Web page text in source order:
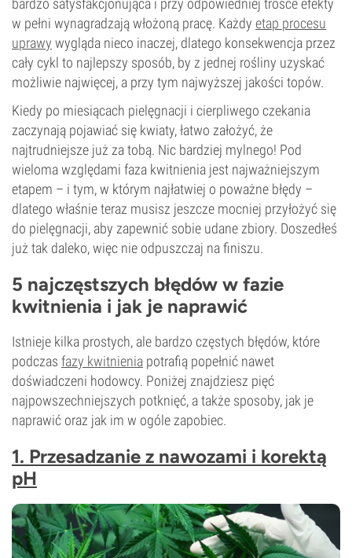
bardzo satysfakcjonująca i przy odpowiedniej trosce efekty
w pełni wynagradzają włożoną pracę. Każdy etap procesu
uprawy wygląda nieco inaczej, dlatego konsekwencja przez
cały cykl to najlepszy sposób, by z jednej rośliny uzyskać
możliwie najwięcej, a przy tym najwyższej jakości topów.
Kiedy po miesiącach pielęgnacji i cierpliwego czekania
zaczynają pojawiać się kwiaty, łatwo założyć, że
najtrudniejsze już za tobą. Nic bardziej mylnego! Pod
wieloma względami faza kwitnienia jest najważniejszym
etapem – i tym, w którym najłatwiej o poważne błędy –
dlatego właśnie teraz musisz jeszcze mocniej przyłożyć się
do pielęgnacji, aby zapewnić sobie udane zbiory. Doszedłeś
już tak daleko, więc nie odpuszczaj na finiszu.
5 najczęstszych błędów w fazie
kwitnienia i jak je naprawić
Istnieje kilka prostych, ale bardzo częstych błędów, które
podczas fazy kwitnienia potrafią popełnić nawet
doświadczeni hodowcy. Poniżej znajdziesz pięć
najpowszechniejszych potknięć, a także sposoby, jak je
naprawić oraz jak im w ogóle zapobiec.
1. Przesadzanie z nawozami i korektą
pH